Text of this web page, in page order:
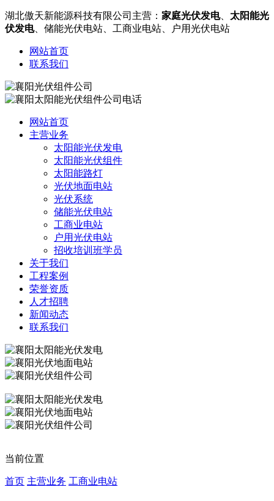
湖北傲天新能源科技有限公司主营： 家庭光伏发电、 太阳能光
伏发电、储能光伏电站、工商业电站、户用光伏电站
网站首页
联系我们
网站首页
主营业务
太阳能光伏发电
太阳能光伏组件
太阳能路灯
光伏地面电站
光伏系统
储能光伏电站
工商业电站
户用光伏电站
招收培训班学员
关于我们
工程案例
荣誉资质
人才招聘
新闻动态
联系我们
当前位置
首页 主营业务 工商业电站